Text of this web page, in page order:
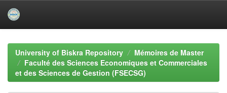
navigationUniversity of Biskra Repository
Mémoires de Master
Faculté des Sciences Economiques et Commerciales
et des Sciences de Gestion (FSECSG)